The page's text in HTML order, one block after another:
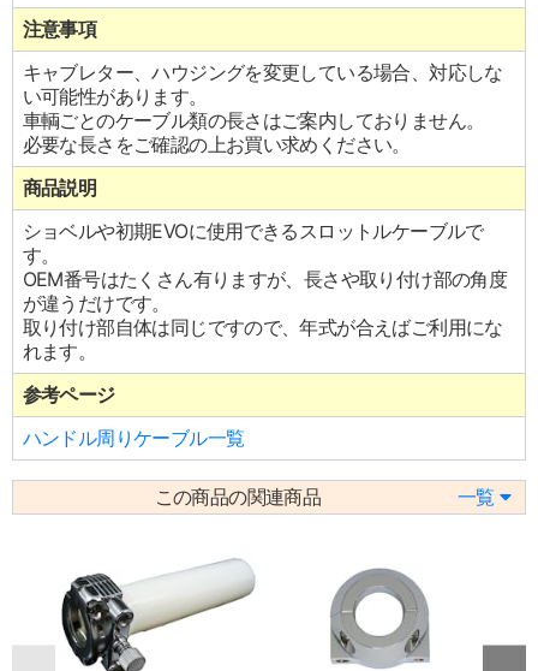
注意事項
キャブレター、ハウジングを変更している場合、対応しな
い可能性があります。
車輌ごとのケーブル類の長さはご案内しておりません。
必要な長さをご確認の上お買い求めください。
商品説明
ショベルや初期EVOに使用できるスロットルケーブルで
す。
OEM番号はたくさん有りますが、長さや取り付け部の角度
が違うだけです。
取り付け部自体は同じですので、年式が合えばご利用にな
れます。
参考ページ
ハンドル周りケーブル一覧
この商品の関連商品 一覧